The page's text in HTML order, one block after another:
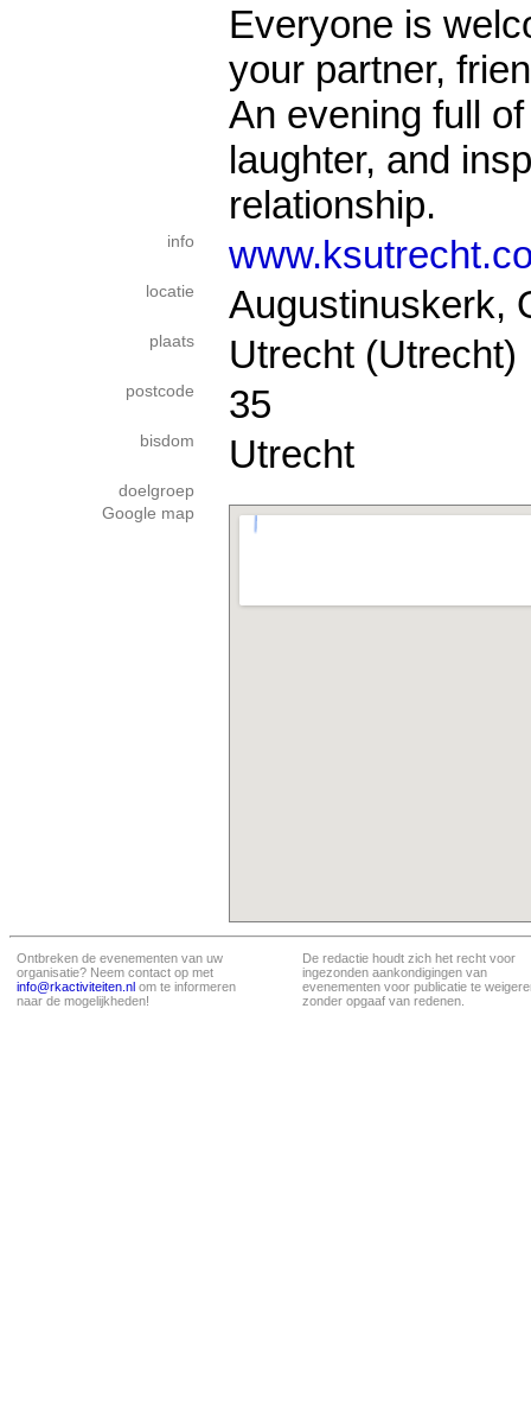
Everyone is
your partner,
An evening full
laughter, and
relationship.
info
locatie Augustinuskerk,
plaats Utrecht (Utrecht)
postcode 35
bisdom Utrecht
doelgroep
Google map
Ontbreken de evenementen van uw
organisatie? Neem contact op met
info@rkactiviteiten.nl om te informeren
naar de mogelijkheden!
De redactie houdt zich het recht voor
ingezonden aankondigingen van
evenementen voor publicatie te
zonder opgaaf van redenen.